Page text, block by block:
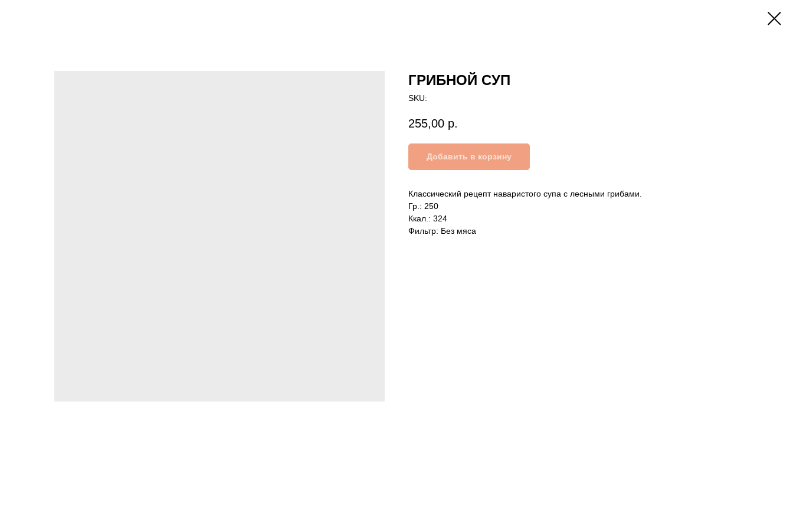
ГРИБНОЙ СУП
SKU:
255,00 р.
Добавить в корзину
Классический рецепт наваристого супа с лесными грибами.
Гр.: 250
Ккал.: 324
Фильтр: Без мяса